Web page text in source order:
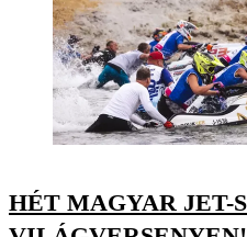
HÉT MAGYAR JET-